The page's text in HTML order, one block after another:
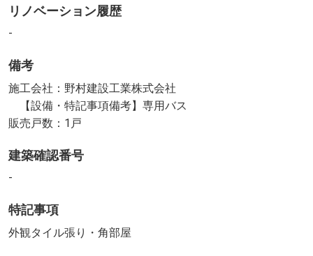
リノベーション履歴
-
備考
施工会社：野村建設工業株式会社
【設備・特記事項備考】専用バス
販売戸数：1戸
建築確認番号
-
特記事項
外観タイル張り・角部屋